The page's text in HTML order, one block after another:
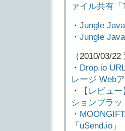
ァイル共有
・ Jungle
・ Jungle
（2010/03/22
・ Drop.io
レージ Web
・
【レビュ
ションプラ
・
「uSend.io」